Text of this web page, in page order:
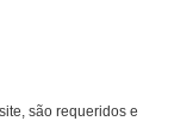
são requeridos e